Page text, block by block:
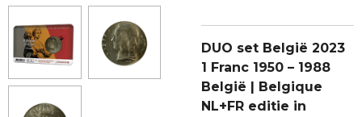
DUO set België 2023
1 Franc 1950 – 1988
België | Belgique
NL+FR editie in